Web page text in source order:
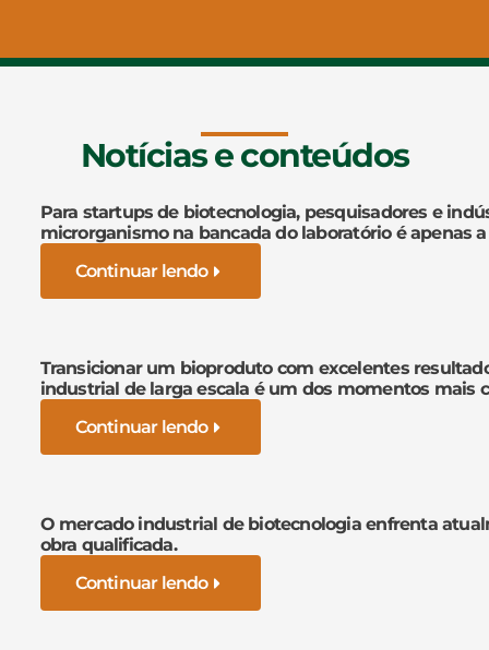
Notícias e conteúdos
Para startups de biotecnologia, pesquisadores e
microrganismo na bancada do laboratório é apenas
Continuar lendo
Transicionar um bioproduto com excelentes
industrial de larga escala é um dos momentos mais
Continuar lendo
O mercado industrial de biotecnologia enfrenta
obra qualificada.
Continuar lendo